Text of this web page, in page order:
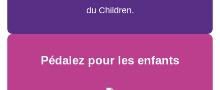
du Children.
Pédalez pour les enfants